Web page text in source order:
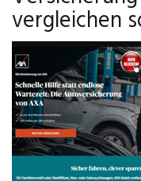
vergleichen